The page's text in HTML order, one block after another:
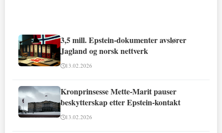
3,5 mill. Epstein-dokumenter avslører
Jagland og norsk nettverk
13.02.2026
Kronprinsesse Mette-Marit pauser
beskytterskap etter Epstein-kontakt
13.02.2026